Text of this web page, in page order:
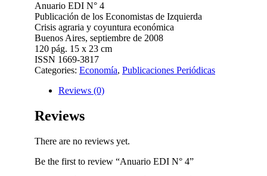
Anuario EDI N° 4
Publicación de los Economistas de Izquierda
Crisis agraria y coyuntura económica
Buenos Aires, septiembre de 2008
120 pág. 15 x 23 cm
ISSN 1669-3817
Categories: Economía, Publicaciones Periódicas
Reviews (0)
Reviews
There are no reviews yet.
Be the first to review “Anuario EDI N° 4”